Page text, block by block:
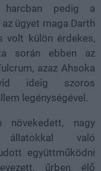
pedig a
ügyet maga Darth
volt külön érdekes,
során ebben az
azaz Ahsoka
ideig szoros
legénységével.
növekedett, nagy
való
együttműködni
űrben élő